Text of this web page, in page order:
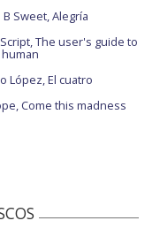
B Sweet, Alegría
The user's guide to
López, El cuatro
Come this madness